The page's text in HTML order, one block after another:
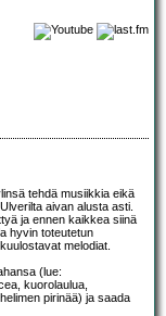
tehdä musiikkia eikä
aivan alusta asti.
ja ennen kaikkea siinä
hyvin toteutetun
melodiat.
(lue:
kuorolaulua,
pirinää) ja saada